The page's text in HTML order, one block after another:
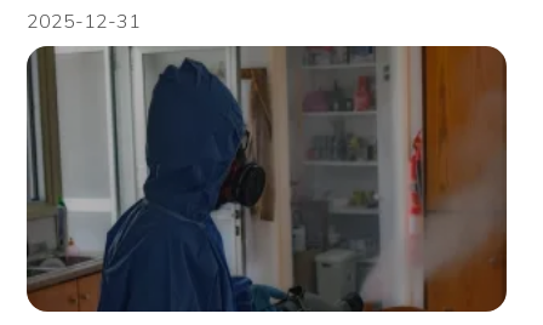
2025-12-31